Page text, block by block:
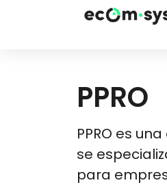
PPRO
PPRO es
se
para